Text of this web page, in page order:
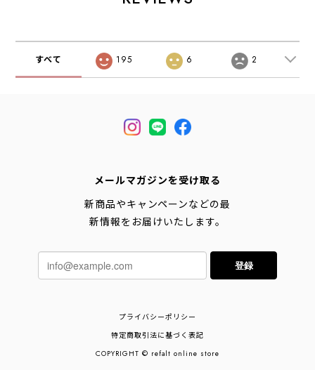
[2026AW]
すべて 195 6 2
メールマガジンを受け取る
新商品やキャンペーンなどの最
新情報をお届けいたします。
登録
プライバシーポリシー
特定商取引法に基づく表記
COPYRIGHT © refalt online store